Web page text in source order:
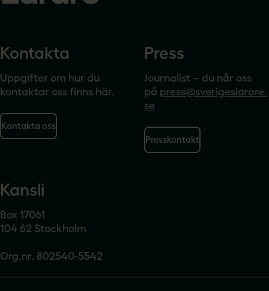
Kontakta
Uppgifter om hur du
kontaktar oss finns här.
Kontakta oss
Press
Journalist – du når oss
på press@sverigeslarare.
se
Presskontakt
Kansli
Box 17061
104 62 Stockholm
Org.nr. 802540-5542